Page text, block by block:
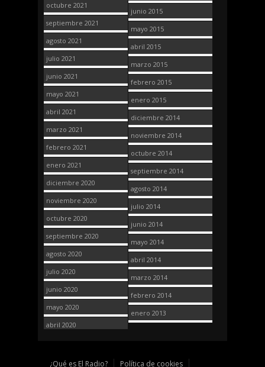
octubre 2021
septiembre 2021
agosto 2021
julio 2021
junio 2021
mayo 2021
abril 2021
marzo 2021
febrero 2021
enero 2021
diciembre 2020
noviembre 2020
octubre 2020
septiembre 2020
agosto 2020
julio 2020
junio 2020
mayo 2020
abril 2020
junio 2015
mayo 2015
abril 2015
marzo 2015
febrero 2015
enero 2015
diciembre 2014
noviembre 2014
octubre 2014
septiembre 2014
agosto 2014
julio 2014
junio 2014
mayo 2014
abril 2014
marzo 2014
febrero 2014
enero 2013
¿Qué es El Radio? Política de cookies